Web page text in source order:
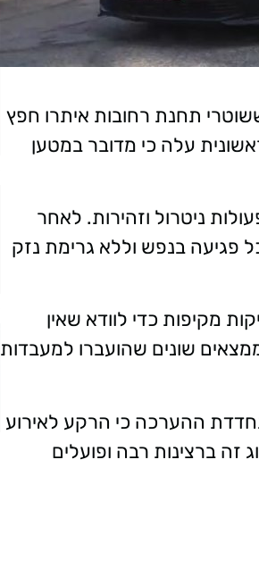
תחנת רחובות איתרו חפץ
עלה כי מדובר במטען
ניטרול וזהירות. לאחר
פגיעה בנפש וללא גרימת נזק
מקיפות כדי לוודא שאין
שונים שהועברו למעבדות
ההערכה כי הרקע לאירוע
זה ברצינות רבה ופועלים